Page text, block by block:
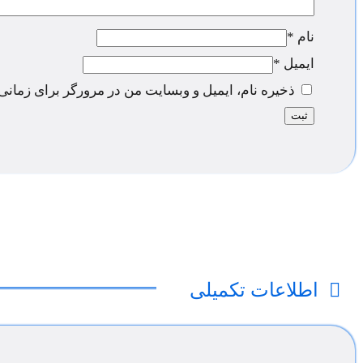
نام *
ایمیل *
ذخیره نام، ایمیل و وبسایت من در مرورگر برای
اطلاعات تکمیلی